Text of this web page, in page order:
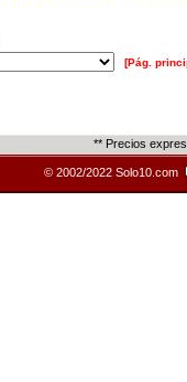
[Pág.
** Precios
© 2002/2022 Solo10.com